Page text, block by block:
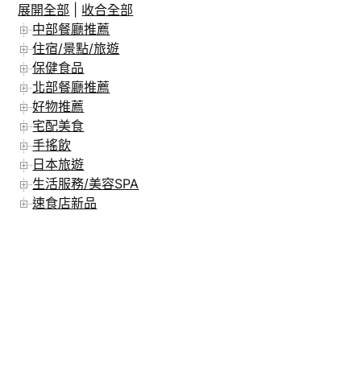
展開全部
收合全部
中部餐廳推薦
住宿/景點/旅遊
保健食品
北部餐廳推薦
好物推薦
宅配美食
手搖飲
日本旅遊
生活服務/美容SPA
速食店新品